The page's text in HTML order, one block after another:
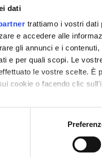
dati
trattiamo i vostri dati
e accedere alle
gli annunci e i
e per quali scopi. Le
le vostre scelte. È
cookie o facendo clic
vorremmo anche:
sulla tua